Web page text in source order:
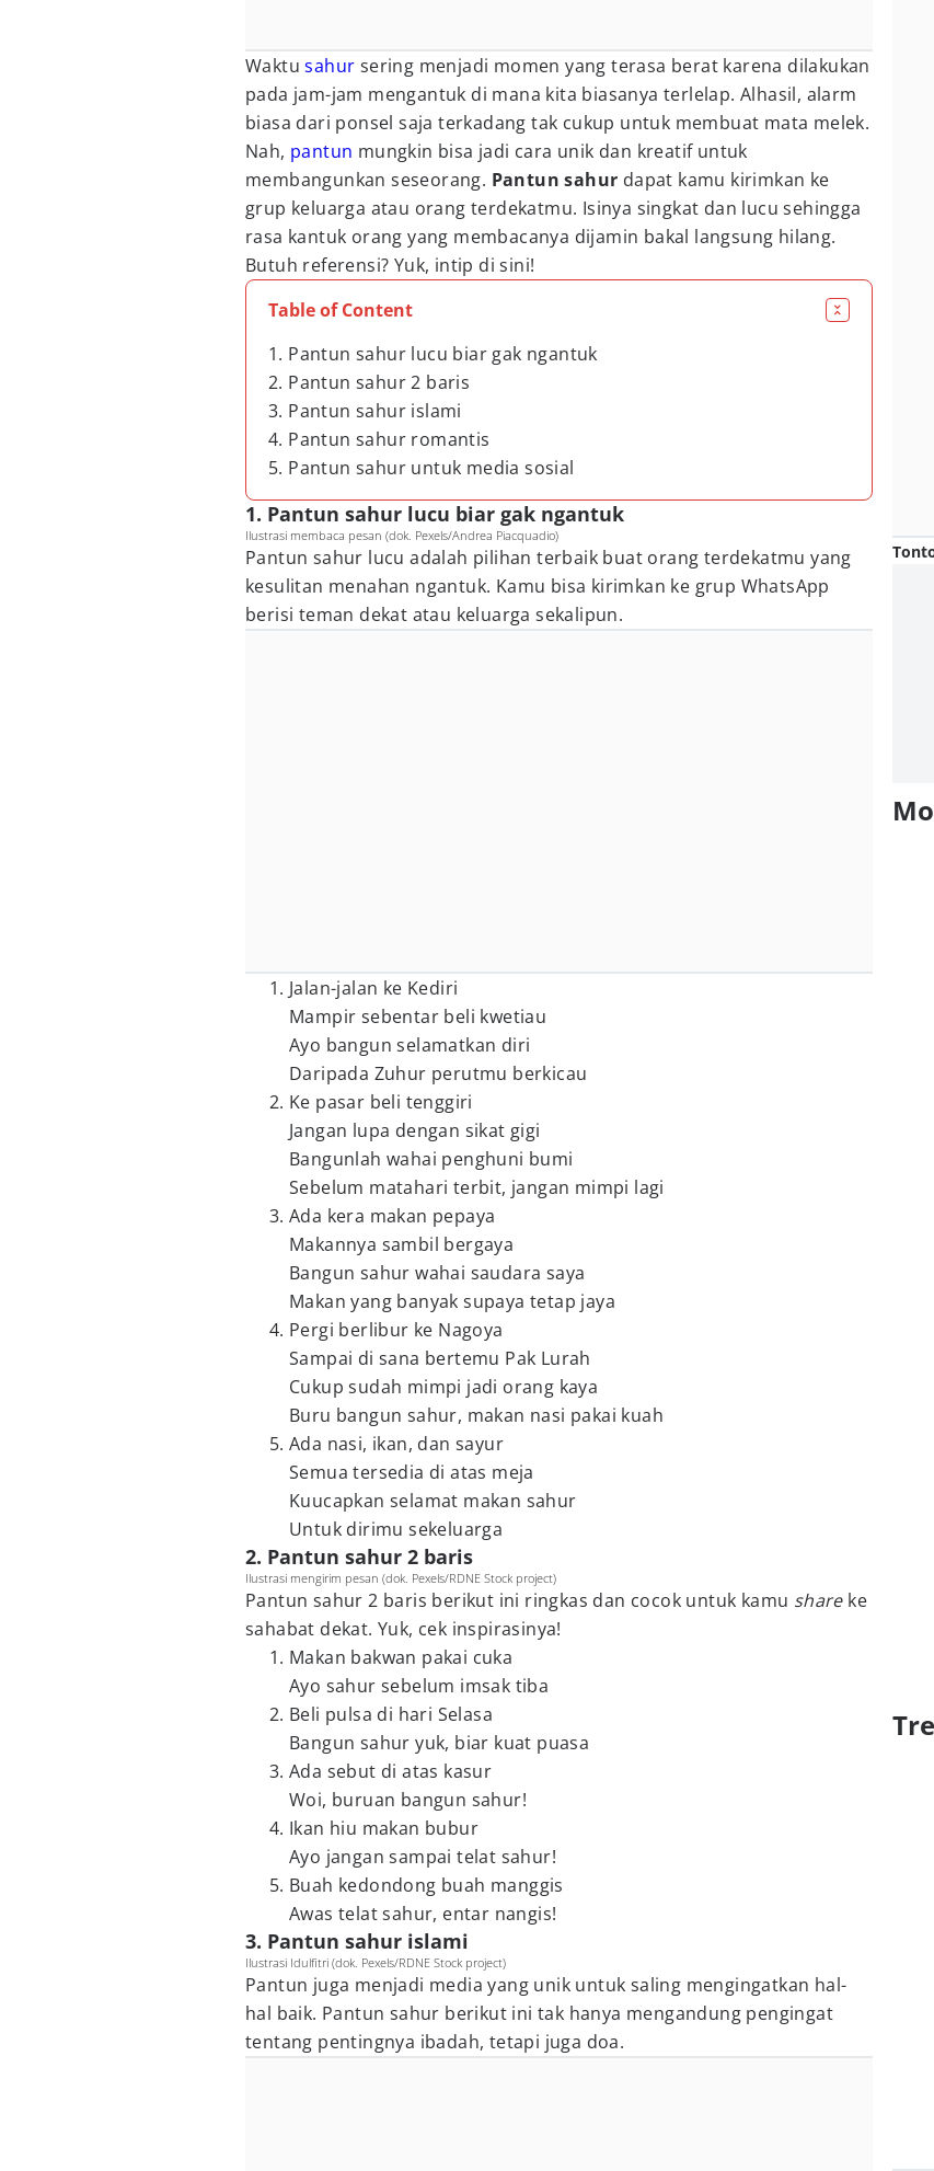
Waktusahur sering menjadi momen yang terasa berat karena dilakukan
pada jam-jam mengantuk di mana kita biasanya terlelap. Alhasil, alarm
biasa dari ponsel saja terkadang tak cukup untuk membuat mata melek.
Nah, pantun mungkin bisa jadi cara unik dan kreatif untuk
membangunkan seseorang. Pantun sahur dapat kamu kirimkan ke
grup keluarga atau orang terdekatmu. Isinya singkat dan lucu sehingga
rasa kantuk orang yang membacanya dijamin bakal langsung hilang.
Butuh referensi? Yuk, intip di sini!
Table of Content
1. Pantun sahur lucu biar gak ngantuk
2. Pantun sahur 2 baris
3. Pantun sahur islami
4. Pantun sahur romantis
5. Pantun sahur untuk media sosial
1. Pantun sahur lucu biar gak ngantuk
Ilustrasi membaca pesan (dok. Pexels/Andrea Piacquadio)
Pantun sahur lucu adalah pilihan terbaik buat orang terdekatmu yang
kesulitan menahan ngantuk. Kamu bisa kirimkan ke grup WhatsApp
berisi teman dekat atau keluarga sekalipun.
Jalan-jalan ke Kediri
Mampir sebentar beli kwetiau
Ayo bangun selamatkan diri
Daripada Zuhur perutmu berkicau
Ke pasar beli tenggiri
Jangan lupa dengan sikat gigi
Bangunlah wahai penghuni bumi
Sebelum matahari terbit, jangan mimpi lagi
Ada kera makan pepaya
Makannya sambil bergaya
Bangun sahur wahai saudara saya
Makan yang banyak supaya tetap jaya
Pergi berlibur ke Nagoya
Sampai di sana bertemu Pak Lurah
Cukup sudah mimpi jadi orang kaya
Buru bangun sahur, makan nasi pakai kuah
Ada nasi, ikan, dan sayur
Semua tersedia di atas meja
Kuucapkan selamat makan sahur
Untuk dirimu sekeluarga
2. Pantun sahur 2 baris
Ilustrasi mengirim pesan (dok. Pexels/RDNE Stock project)
Pantun sahur 2 baris berikut ini ringkas dan cocok untuk kamu share ke
sahabat dekat. Yuk, cek inspirasinya!
Makan bakwan pakai cuka
Ayo sahur sebelum imsak tiba
Beli pulsa di hari Selasa
Bangun sahur yuk, biar kuat puasa
Ada sebut di atas kasur
Woi, buruan bangun sahur!
Ikan hiu makan bubur
Ayo jangan sampai telat sahur!
Buah kedondong buah manggis
Awas telat sahur, entar nangis!
3. Pantun sahur islami
Ilustrasi Idulfitri (dok. Pexels/RDNE Stock project)
Pantun juga menjadi media yang unik untuk saling mengingatkan hal-
hal baik. Pantun sahur berikut ini tak hanya mengandung pengingat
tentang pentingnya ibadah, tetapi juga doa.